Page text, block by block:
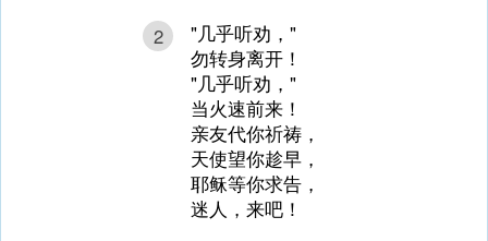
2
"几乎听劝，"
勿转身离开！
"几乎听劝，"
当火速前来！
亲友代你祈祷，
天使望你趁早，
耶稣等你求告，
迷人，来吧！